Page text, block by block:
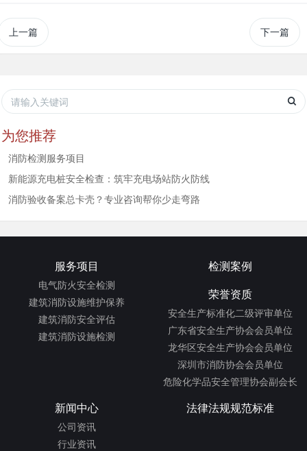
上一篇 下一篇
为您推荐
消防检测服务项目
新能源充电桩安全检查：筑牢充电场站防火防线
消防验收备案总卡壳？专业咨询帮你少走弯路
服务项目
电气防火安全检测
建筑消防设施维护保养
建筑消防安全评估
建筑消防设施检测
检测案例
荣誉资质
安全生产标准化二级评审单位
广东省安全生产协会会员单位
龙华区安全生产协会会员单位
深圳市消防协会会员单位
危险化学品安全管理协会副会长
新闻中心
公司资讯
行业资讯
法律法规规范标准